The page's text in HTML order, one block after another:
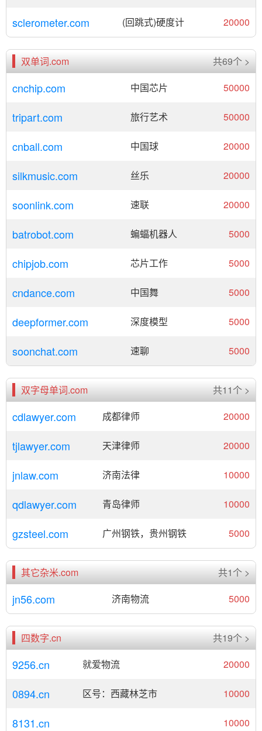
sclerometer.com
(回跳式)硬度计 20000
双单词.com 共69个 >
cnchip.com 中国芯片 50000
tripart.com 旅行艺术 50000
cnball.com 中国球 20000
silkmusic.com 丝乐 20000
soonlink.com 速联 20000
batrobot.com 蝙蝠机器人 5000
chipjob.com 芯片工作 5000
cndance.com 中国舞 5000
deepformer.com 深度模型 5000
soonchat.com 速聊 5000
双字母单词.com 共11个 >
cdlawyer.com 成都律师 20000
tjlawyer.com 天津律师 20000
jnlaw.com 济南法律 10000
qdlawyer.com 青岛律师 10000
gzsteel.com 广州钢铁，贵州钢铁 5000
其它杂米.com 共1个 >
jn56.com 济南物流 5000
四数字.cn 共19个 >
9256.cn 就爱物流 20000
0894.cn 区号：西藏林芝市 10000
8131.cn 10000